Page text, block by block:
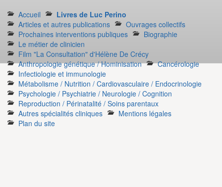
Accueil
Livres de Luc Perino
Articles et autres publications
Ouvrages collectifs
Prochaines interventions publiques
Biographie
Le métier de clinicien
Film "La Consultation" d'Hélène De Crécy
Anthropologie génétique / Hominisation
Cancérologie
Infectiologie et immunologie
Métabolisme / Nutrition / Cardiovasculaire / Endocrinologie
Psychologie / Psychiatrie / Neurologie / Cognition
Reproduction / Périnatalité / Soins parentaux
Autres spécialités cliniques
Mentions légales
Plan du site